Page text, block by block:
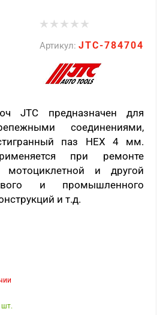
Артикул: JTC-784704
JTC предназначен для
соединениями,
паз HEX 4 мм.
при ремонте
мотоциклетной и другой
и промышленного
и т.д.